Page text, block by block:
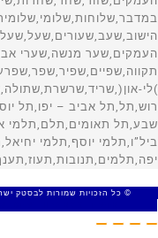
© כל הזכויות שמורות לבסטק